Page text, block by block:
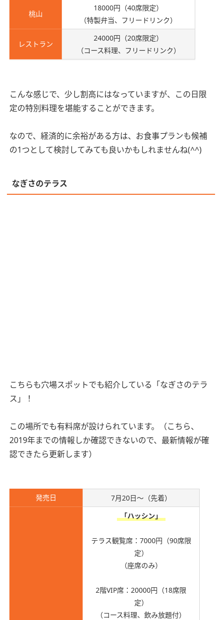
桃山
18000円（40席限定）
（特製弁当、フリードリンク）
レストラン
24000円（20席限定）
（コース料理、フリードリンク）
こんな感じで、少し割高にはなっていますが、この日限
定の特別料理を堪能することができます。
なので、経済的に余裕がある方は、お食事プランも候補
の1つとして検討してみても良いかもしれませんね(^^)
なぎさのテラス
こちらも穴場スポットでも紹介している「なぎさのテラ
ス」！
この場所でも有料席が設けられています。（こちら、
2019年までの情報しか確認できないので、最新情報が確
認できたら更新します）
発売日 7月20日～（先着）
「ハッシン」
テラス観覧席：7000円（90席限
定）
（座席のみ）
2階VIP席：20000円（18席限
定）
（コース料理、飲み放題付）